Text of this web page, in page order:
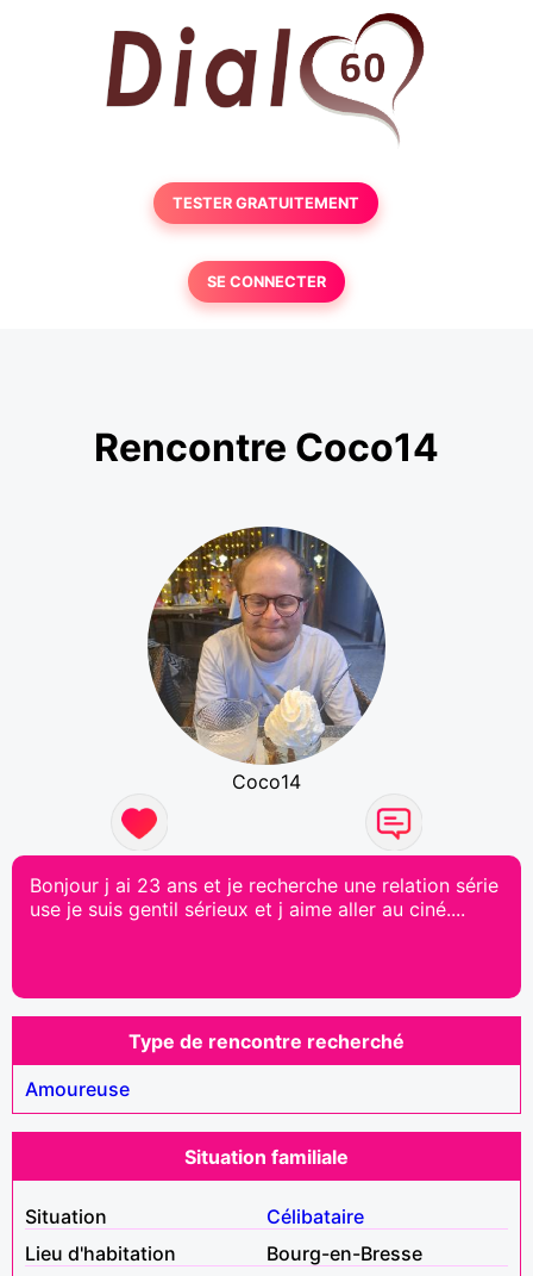
TESTER GRATUITEMENT
SE CONNECTER
Rencontre Coco14
Coco14
Bonjour j ai 23 ans et je recherche une relation série
use je suis gentil sérieux et j aime aller au ciné....
Type de rencontre recherché
Amoureuse
Situation familiale
Situation
Célibataire
Lieu d'habitation
Bourg-en-Bresse